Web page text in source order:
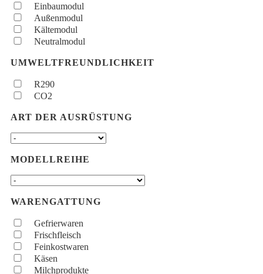
Einbaumodul
Außenmodul
Kältemodul
Neutralmodul
UMWELTFREUNDLICHKEIT
R290
CO2
ART DER AUSRÜSTUNG
MODELLREIHE
WARENGATTUNG
Gefrierwaren
Frischfleisch
Feinkostwaren
Käsen
Milchprodukte